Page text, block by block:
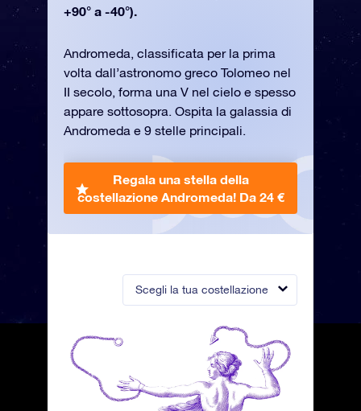
Scegli la tua costellazione
+90° a -40°).
Andromeda, classificata per la prima
volta dall’astronomo greco Tolomeo nel
II secolo, forma una V nel cielo e spesso
appare sottosopra. Ospita la galassia di
Andromeda e 9 stelle principali.
Regala una stella della
costellazione Andromeda! Da 24 €